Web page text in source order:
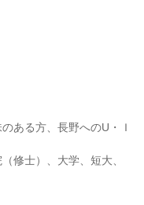
ある方、長野へのU・Ｉ
修士）、大学、短大、